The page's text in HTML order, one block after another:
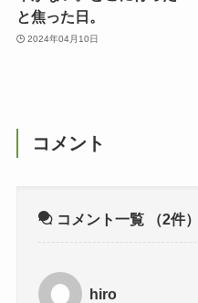
と焦った日。
2024年04月10日
コメント
コメント一覧 （2件）
hiro